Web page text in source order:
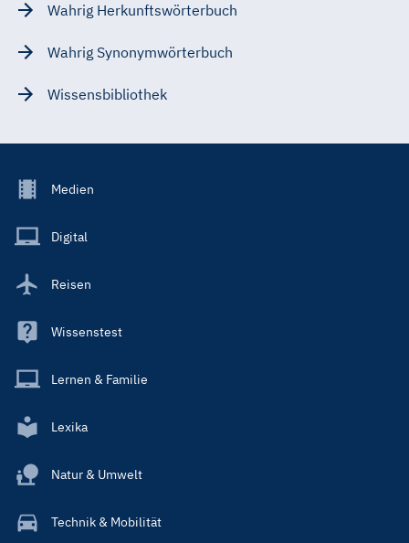
Wahrig Herkunftswörterbuch
Wahrig Synonymwörterbuch
Wissensbibliothek
Footer
Main
Medien
Digital
Reisen
Wissenstest
Lernen & Familie
Lexika
Natur & Umwelt
Technik & Mobilität